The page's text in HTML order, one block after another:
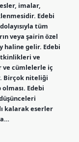
imalar,
Edebi
tüm
veya şairin özel
haline gelir. Edebi
ve
ve cümlelerle iç
Birçok niteliği
Edebi
kalarak eserler